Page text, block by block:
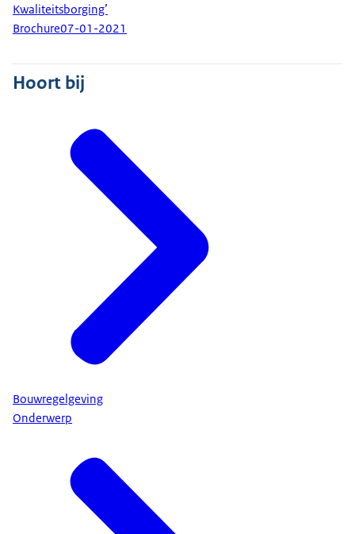
Kwaliteitsborging’
Brochure07-01-2021
Hoort bij
Bouwregelgeving
Onderwerp